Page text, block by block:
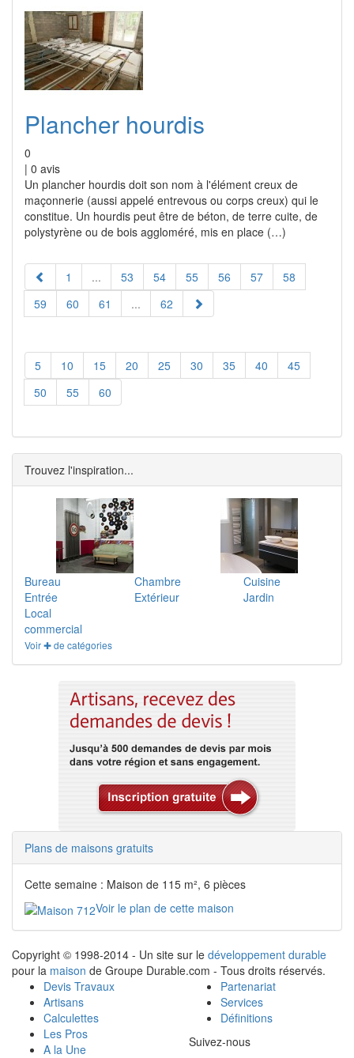
Plancher hourdis
0
| 0 avis
Un plancher hourdis doit son nom à l'élément creux de
maçonnerie (aussi appelé entrevous ou corps creux) qui le
constitue. Un hourdis peut être de béton, de terre cuite, de
polystyrène ou de bois aggloméré, mis en place (…)
1 ... 53 54 55 56 57
58
59
60 61 ... 62
5 10 15 20 25 30 35 40
45
50
55 60
Trouvez l'inspiration...
Bureau Chambre
Cuisine
Entrée
Extérieur
Jardin
Local
commercial
Voir ✚ de catégories
Plans de maisons gratuits
Cette semaine : Maison de 115 m², 6 pièces
Voir le plan de cette maison
Copyright © 1998-2014 - Un site sur le développement durable
pour la maison de Groupe Durable.com - Tous droits réservés.
Devis Travaux
Artisans
Calculettes
Les Pros
A la Une
Partenariat
Services
Définitions
Suivez-nous